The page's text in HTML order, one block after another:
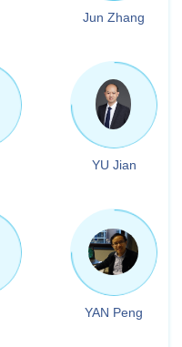
Jun Zhang
YU Jian
YAN Peng